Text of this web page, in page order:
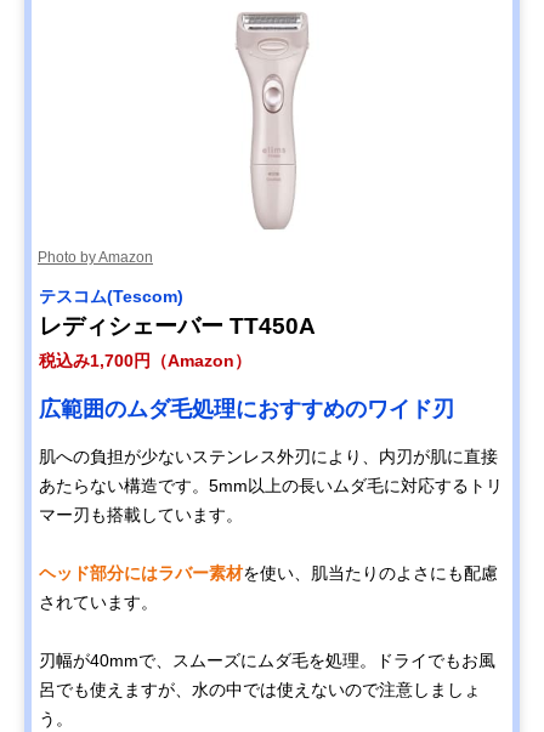
Photo by Amazon
テスコム(Tescom)
レディシェーバー TT450A
税込み1,700円（Amazon）
広範囲のムダ毛処理におすすめのワイド刃
肌への負担が少ないステンレス外刃により、内刃が肌に直接
あたらない構造です。5mm以上の長いムダ毛に対応するトリ
マー刃も搭載しています。
ヘッド部分にはラバー素材を使い、肌当たりのよさにも配慮
されています。
刃幅が40mmで、スムーズにムダ毛を処理。ドライでもお風
呂でも使えますが、水の中では使えないので注意しましょ
う。